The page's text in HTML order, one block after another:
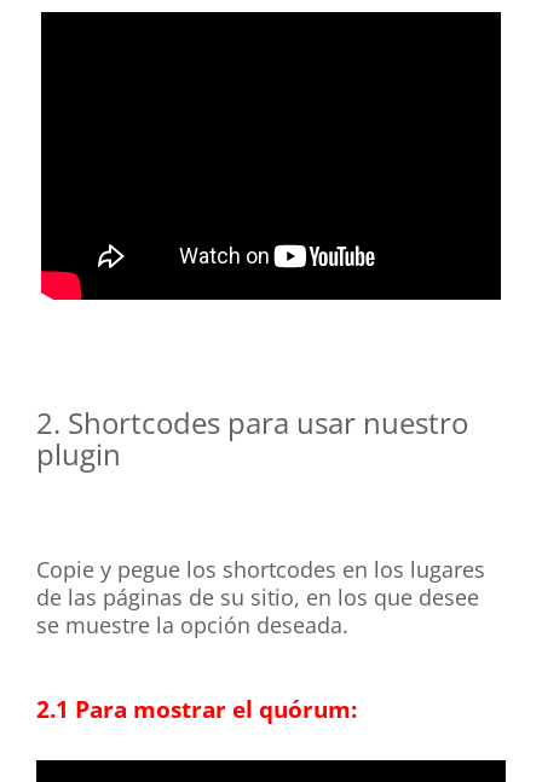
2. Shortcodes para usar nuestro
plugin
Copie y pegue los shortcodes en los lugares
de las páginas de su sitio, en los que desee
se muestre la opción deseada.
2.1 Para mostrar el quórum: